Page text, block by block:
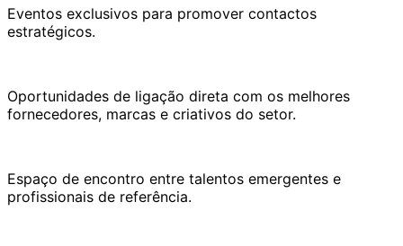
Eventos exclusivos para promover contactos
estratégicos.
Oportunidades de ligação direta com os melhores
fornecedores, marcas e criativos do setor.
Espaço de encontro entre talentos emergentes e
profissionais de referência.